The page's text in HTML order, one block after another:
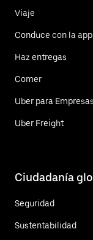
Viaje
Conduce con la
Haz entregas
Comer
Uber para Empresas
Uber Freight
Ciudadanía
Seguridad
Sustentabilidad